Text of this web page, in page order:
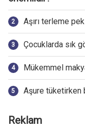
Aşırı terleme
Çocuklarda sık
Mükemmel
Aşure tüketirken
Reklam